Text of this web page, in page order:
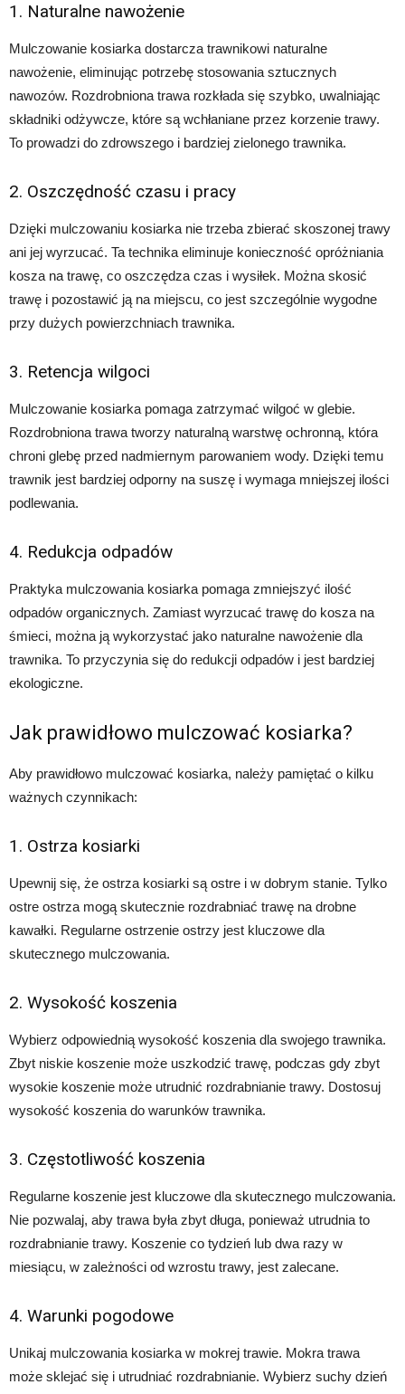
1. Naturalne nawożenie
Mulczowanie kosiarka dostarcza trawnikowi naturalne
nawożenie, eliminując potrzebę stosowania sztucznych
nawozów. Rozdrobniona trawa rozkłada się szybko, uwalniając
składniki odżywcze, które są wchłaniane przez korzenie trawy.
To prowadzi do zdrowszego i bardziej zielonego trawnika.
2. Oszczędność czasu i pracy
Dzięki mulczowaniu kosiarka nie trzeba zbierać skoszonej trawy
ani jej wyrzucać. Ta technika eliminuje konieczność opróżniania
kosza na trawę, co oszczędza czas i wysiłek. Można skosić
trawę i pozostawić ją na miejscu, co jest szczególnie wygodne
przy dużych powierzchniach trawnika.
3. Retencja wilgoci
Mulczowanie kosiarka pomaga zatrzymać wilgoć w glebie.
Rozdrobniona trawa tworzy naturalną warstwę ochronną, która
chroni glebę przed nadmiernym parowaniem wody. Dzięki temu
trawnik jest bardziej odporny na suszę i wymaga mniejszej ilości
podlewania.
4. Redukcja odpadów
Praktyka mulczowania kosiarka pomaga zmniejszyć ilość
odpadów organicznych. Zamiast wyrzucać trawę do kosza na
śmieci, można ją wykorzystać jako naturalne nawożenie dla
trawnika. To przyczynia się do redukcji odpadów i jest bardziej
ekologiczne.
Jak prawidłowo mulczować kosiarka?
Aby prawidłowo mulczować kosiarka, należy pamiętać o kilku
ważnych czynnikach:
1. Ostrza kosiarki
Upewnij się, że ostrza kosiarki są ostre i w dobrym stanie. Tylko
ostre ostrza mogą skutecznie rozdrabniać trawę na drobne
kawałki. Regularne ostrzenie ostrzy jest kluczowe dla
skutecznego mulczowania.
2. Wysokość koszenia
Wybierz odpowiednią wysokość koszenia dla swojego trawnika.
Zbyt niskie koszenie może uszkodzić trawę, podczas gdy zbyt
wysokie koszenie może utrudnić rozdrabnianie trawy. Dostosuj
wysokość koszenia do warunków trawnika.
3. Częstotliwość koszenia
Regularne koszenie jest kluczowe dla skutecznego mulczowania.
Nie pozwalaj, aby trawa była zbyt długa, ponieważ utrudnia to
rozdrabnianie trawy. Koszenie co tydzień lub dwa razy w
miesiącu, w zależności od wzrostu trawy, jest zalecane.
4. Warunki pogodowe
Unikaj mulczowania kosiarka w mokrej trawie. Mokra trawa
może sklejać się i utrudniać rozdrabnianie. Wybierz suchy dzień